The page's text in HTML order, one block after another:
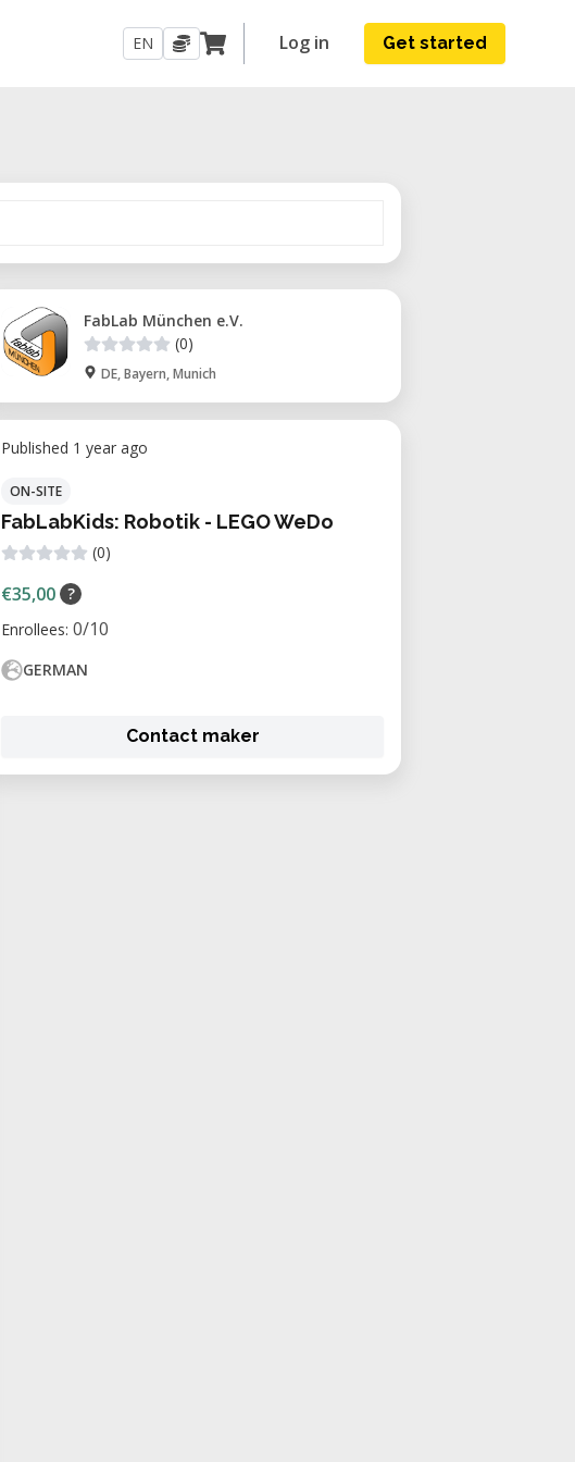
EN Log in Get started
FabLab München e.V.
(0)
DE, Bayern, Munich
Published 1 year ago
ON-SITE
FabLabKids: Robotik - LEGO WeDo
(0)
€35,00 ?
Enrollees: 0/10
GERMAN
Contact maker